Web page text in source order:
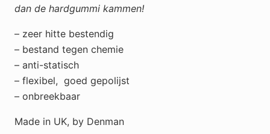
dan de hardgummi kammen!
– zeer hitte bestendig
– bestand tegen chemie
– anti-statisch
– flexibel, goed gepolijst
– onbreekbaar
Made in UK, by Denman